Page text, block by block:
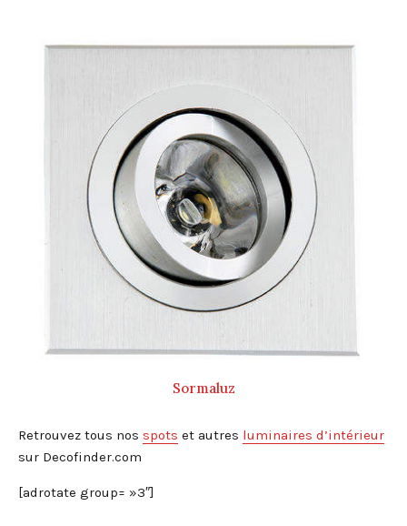
Sormaluz
Retrouvez tous nos spots et autres luminaires d’intérieur
sur Decofinder.com
[adrotate group= »3″]